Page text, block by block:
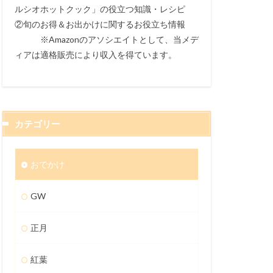
ルシオホットクック」の役立つ知識・レシピ
②旬のお得＆お出かけに関するお役立ち情報
※Amazonのアソシエイトとして、当メデ
ィアは適格販売により収入を得ています。
カテゴリー
おでかけ
GW
正月
紅葉